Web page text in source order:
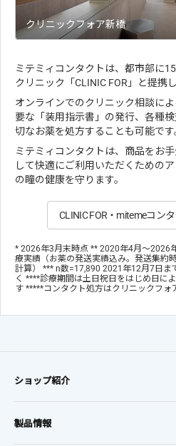
クリニックフォア新橋
ミテミィコンタクトは、都市部に
クリニック「CLINIC FOR」と提携
オンラインでのクリニック相談に
要な「装用指示書」の発行、各種
切なお薬を処方することも可能で
ミテミィコンタクトは、商品をお
して快適にご利用いただくための
の瞳の健康を守ります。
CLINIC FOR・mitemeコン
* 2026年3月末時点 ** 2020年4月～2026
療実績（お薬の発送実績込み。発送集約
計算） *** n数=17,890 2021年12月7日ま
く ****診療期間は土日祝日をはじめ日に
す *****コンタクト処方はクリニックフォ
ショップ紹介
オンラインでも安心を。
製品情報